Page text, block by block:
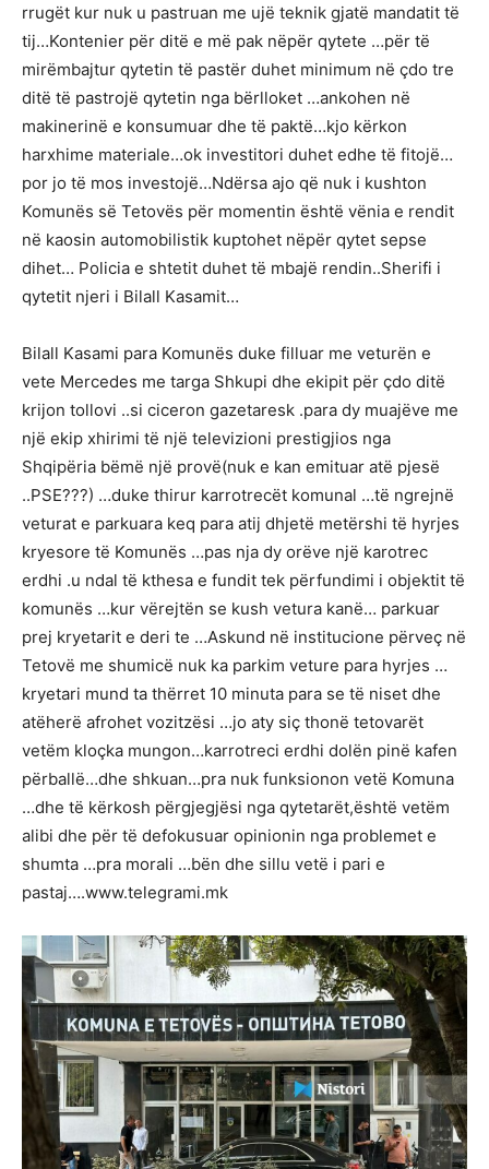
rrugët kur nuk u pastruan me ujë teknik gjatë mandatit të
tij…Kontenier për ditë e më pak nëpër qytete …për të
mirëmbajtur qytetin të pastër duhet minimum në çdo tre
ditë të pastrojë qytetin nga bërlloket …ankohen në
makinerinë e konsumuar dhe të paktë…kjo kërkon
harxhime materiale…ok investitori duhet edhe të fitojë…
por jo të mos investojë…Ndërsa ajo që nuk i kushton
Komunës së Tetovës për momentin është vënia e rendit
në kaosin automobilistik kuptohet nëpër qytet sepse
dihet… Policia e shtetit duhet të mbajë rendin..Sherifi i
qytetit njeri i Bilall Kasamit…
Bilall Kasami para Komunës duke filluar me veturën e
vete Mercedes me targa Shkupi dhe ekipit për çdo ditë
krijon tollovi ..si ciceron gazetaresk .para dy muajëve me
një ekip xhirimi të një televizioni prestigjios nga
Shqipëria bëmë një provë(nuk e kan emituar atë pjesë
..PSE???) …duke thirur karrotrecët komunal …të ngrejnë
veturat e parkuara keq para atij dhjetë metërshi të hyrjes
kryesore të Komunës …pas nja dy orëve një karotrec
erdhi .u ndal të kthesa e fundit tek përfundimi i objektit të
komunës …kur vërejtën se kush vetura kanë… parkuar
prej kryetarit e deri te …Askund në institucione përveç në
Tetovë me shumicë nuk ka parkim veture para hyrjes …
kryetari mund ta thërret 10 minuta para se të niset dhe
atëherë afrohet vozitzësi …jo aty siç thonë tetovarët
vetëm kloçka mungon…karrotreci erdhi dolën pinë kafen
përballë…dhe shkuan…pra nuk funksionon vetë Komuna
…dhe të kërkosh përgjegjësi nga qytetarët,është vetëm
alibi dhe për të defokusuar opinionin nga problemet e
shumta …pra morali …bën dhe sillu vetë i pari e
pastaj….www.telegrami.mk